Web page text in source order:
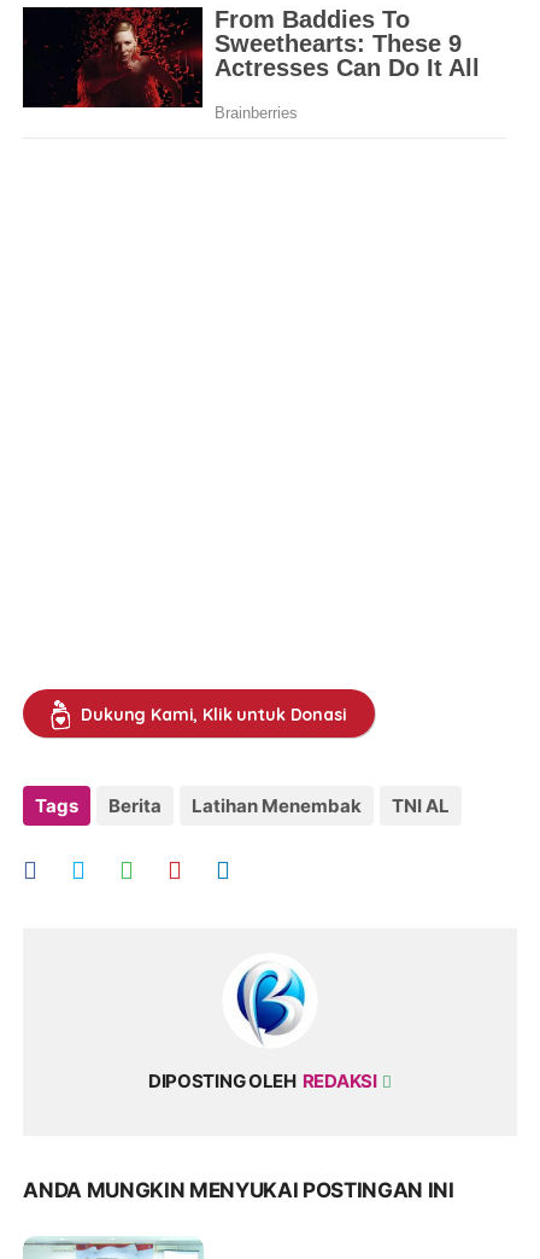
Dukung Kami, Klik untuk Donasi
Tags Berita Latihan Menembak TNI AL
DIPOSTING OLEH REDAKSI
ANDA MUNGKIN MENYUKAI POSTINGAN INI